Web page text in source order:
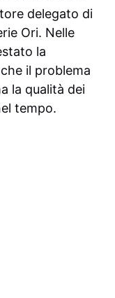
delegato di
Ori. Nelle
la
il problema
la qualità dei
tempo.